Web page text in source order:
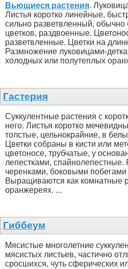
Вьющиеся растения.
Листья коротко линейные,
сильно разветвленный, обычно
цветков, раздвоенные.
разветвленные. Цветки на
Размножение луковицами-
холодных или полутеплых
Гастерия
Суккулентные растения с
него. Листья коротко
толстые, цельнокрайние, в
Цветки собраны в кисти или
цветоносе, трубчатые, у
лепестками,
черенками, боковыми
Выращиваются как комнатные
оранжереях. ...
Гиббеум
Мясистые многолетние
мясистых листьев, частично
сросшихся, чуть сферических